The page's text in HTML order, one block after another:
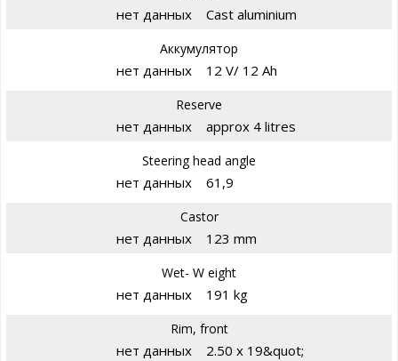
нет данных Cast aluminium
Аккумулятор
нет данных 12 V/ 12 Ah
Reserve
нет данных approx 4 litres
Steering head angle
нет данных 61,9
Castor
нет данных 123 mm
Wet- W eight
нет данных 191 kg
Rim, front
нет данных 2.50 x 19&quot;